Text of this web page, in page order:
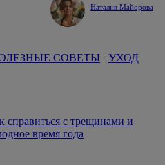
Наталия Майорова
СОВЕТЫ
УХОД
справиться с трещинами и
время года